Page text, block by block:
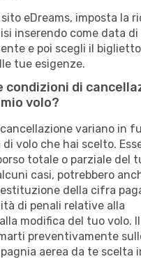
eDreams, imposta la
inserendo come data
e poi scegli il
tue esigenze.
condizioni di
volo?
variano in
volo che hai scelto.
totale o parziale del
casi, potrebbero
della cifra
di penali relative alla
modifica del tuo volo.
preventivamente
aerea da te scelta